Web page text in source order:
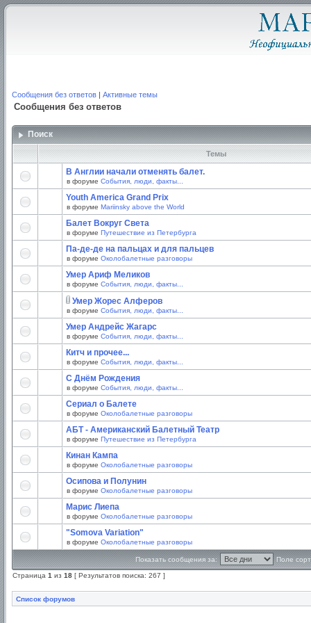
Сообщения без ответов | Активные темы
Сообщения без ответов
Поиск
Темы
В Англии начали отменять балет.
в форуме События, люди, факты...
Youth America Grand Prix
в форуме Mariinsky above the World
Балет Вокруг Света
в форуме Путешествие из Петербурга
Па-де-де на пальцах и для пальцев
в форуме Околобалетные разговоры
Умер Ариф Меликов
в форуме События, люди, факты...
Умер Жорес Алферов
в форуме События, люди, факты...
Умер Андрейс Жагарс
в форуме События, люди, факты...
Китч и прочее...
в форуме События, люди, факты...
С Днём Рождения
в форуме События, люди, факты...
Сериал о Балете
в форуме Околобалетные разговоры
АБТ - Американский Балетный Театр
в форуме Путешествие из Петербурга
Кинан Кампа
в форуме Околобалетные разговоры
Осипова и Полунин
в форуме Околобалетные разговоры
Марис Лиепа
в форуме Околобалетные разговоры
"Somova Variation"
в форуме Околобалетные разговоры
Показать сообщения за: Поле
Страница 1 из 18 [ Результатов поиска: 267 ]
Список форумов